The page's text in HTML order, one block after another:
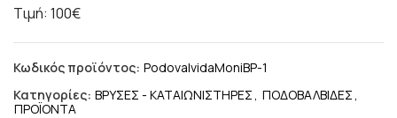
Τιμή: 100€
Κωδικός προϊόντος: PodovalvidaMoniBP-1
Κατηγορίες: ΒΡΥΣΕΣ - ΚΑΤΑΙΩΝΙΣΤΗΡΕΣ, ΠΟΔΟΒΑΛΒΙΔΕΣ,
ΠΡΟΪΟΝΤΑ